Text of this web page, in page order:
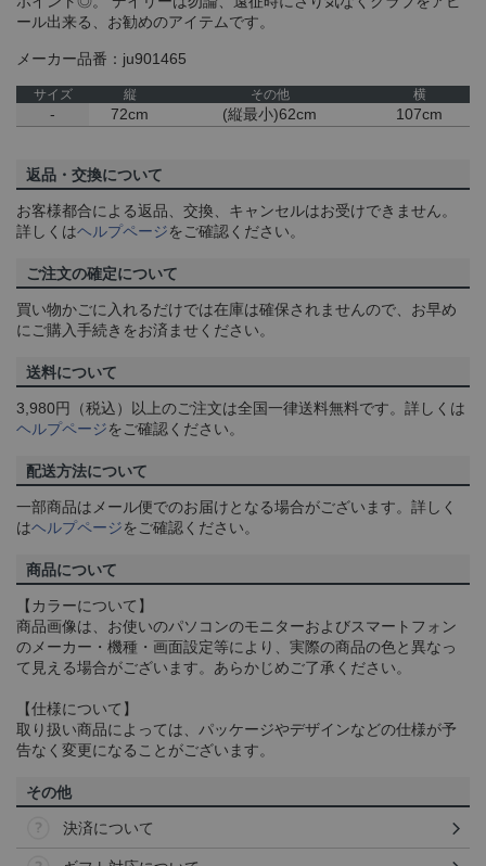
ール出来る、お勧めのアイテムです。
メーカー品番：ju901465
サイズ 縦 その他 横
- 72cm (縦最小)62cm 107cm
返品・交換について
お客様都合による返品、交換、キャンセルはお受けできません。
詳しくはヘルプページをご確認ください。
ご注文の確定について
買い物かごに入れるだけでは在庫は確保されませんので、お早め
にご購入手続きをお済ませください。
送料について
3,980円（税込）以上のご注文は全国一律送料無料です。詳しくは
ヘルプページをご確認ください。
配送方法について
一部商品はメール便でのお届けとなる場合がございます。詳しく
はヘルプページをご確認ください。
商品について
【カラーについて】
商品画像は、お使いのパソコンのモニターおよびスマートフォン
のメーカー・機種・画面設定等により、実際の商品の色と異なっ
て見える場合がございます。あらかじめご了承ください。
【仕様について】
取り扱い商品によっては、パッケージやデザインなどの仕様が予
告なく変更になることがございます。
その他
決済について